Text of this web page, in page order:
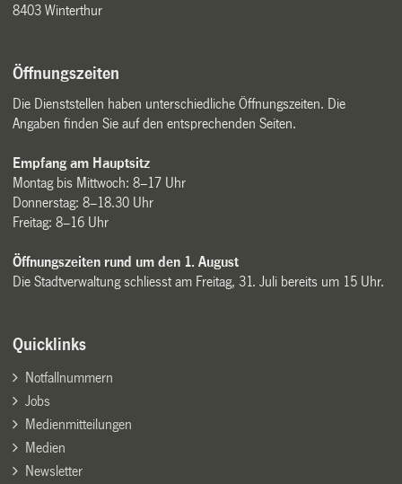
8403 Winterthur
Öffnungszeiten
Die Dienststellen haben unterschiedliche Öffnungszeiten. Die
Angaben finden Sie auf den entsprechenden Seiten.
Empfang am Hauptsitz
Montag bis Mittwoch: 8–17 Uhr
Donnerstag: 8–18.30 Uhr
Freitag: 8–16 Uhr
Öffnungszeiten rund um den 1. August
Die Stadtverwaltung schliesst am Freitag, 31. Juli bereits um 15 Uhr.
Quicklinks
Notfallnummern
Jobs
Medienmitteilungen
Medien
Newsletter